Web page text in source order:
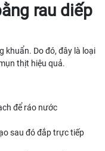
rau diếp
khuẩn. Do đó, đây là loại
thịt hiệu quả.
để ráo nước
sau đó đắp trực tiếp